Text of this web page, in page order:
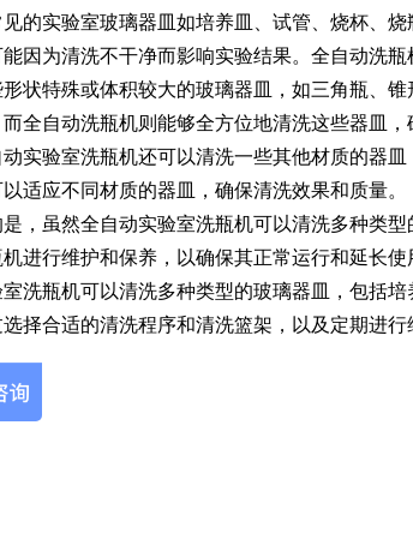
F3极智
洗瓶机
Moment-3/F3经典
版实验室洗瓶机
室
洗机 GMP-600清洗机 GMP-
清洗机 GMP-2500清洗机
瓶清洗
LA-B1动物笼盒清
洗机
用清洗
A/FA
DNA器具专用清洗
消毒机Moment-
A/FA
化清洗
的实验室玻璃器皿如培养皿、试管、烧杯、
因为清洗不干净而影响实验结果。全自动洗
状特殊或体积较大的玻璃器皿，如三角瓶、
全自动洗瓶机则能够全方位地清洗这些器皿，
实验室洗瓶机还可以清洗一些其他材质的器
适应不同材质的器皿，确保清洗效果和质量。
，虽然全自动实验室洗瓶机可以清洗多种类
进行维护和保养，以确保其正常运行和延长使
洗瓶机可以清洗多种类型的玻璃器皿，包括
择合适的清洗程序和清洗篮架，以及定期进